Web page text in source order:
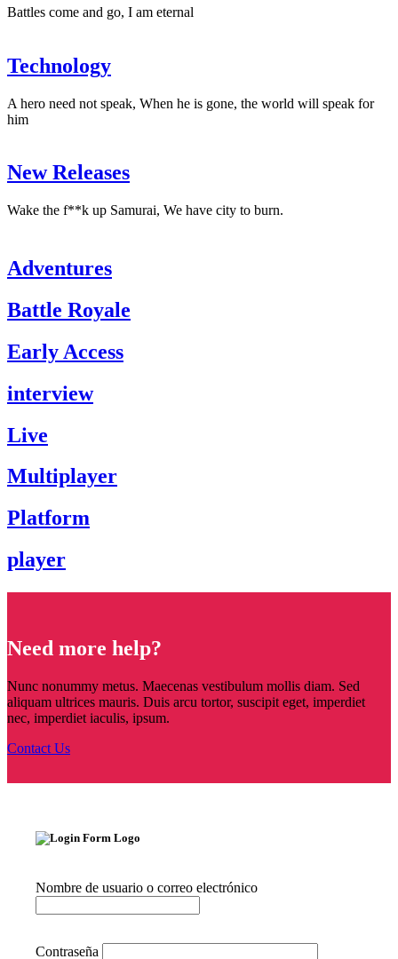
Battles come and go, I am eternal
Technology
A hero need not speak, When he is gone, the world will speak for
him
New Releases
Wake the f**k up Samurai, We have city to burn.
Adventures
Battle Royale
Early Access
interview
Live
Multiplayer
Platform
player
Need more help?
Nunc nonummy metus. Maecenas vestibulum mollis diam. Sed
aliquam ultrices mauris. Duis arcu tortor, suscipit eget, imperdiet
nec, imperdiet iaculis, ipsum.
Contact Us
Nombre de usuario o correo electrónico
Contraseña